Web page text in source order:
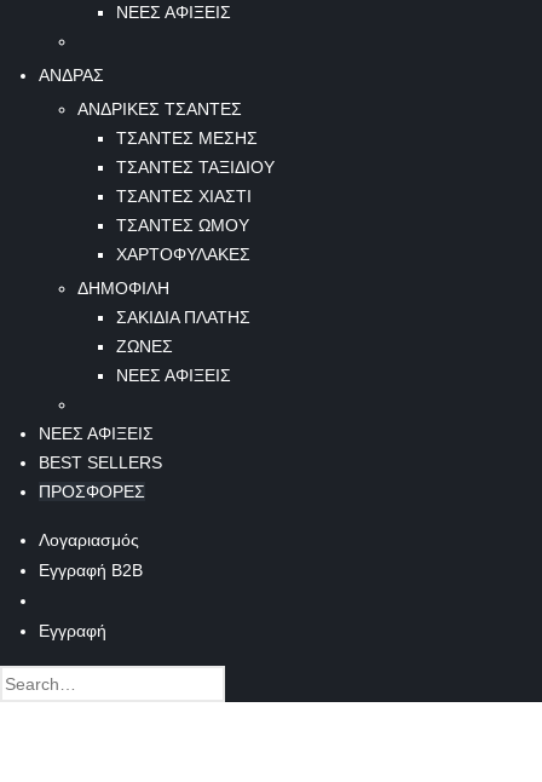
ΝΕΕΣ ΑΦΙΞΕΙΣ
ΑΝΔΡΑΣ
ΑΝΔΡΙΚΕΣ ΤΣΑΝΤΕΣ
ΤΣΑΝΤΕΣ ΜΕΣΗΣ
ΤΣΑΝΤΕΣ ΤΑΞΙΔΙΟΥ
ΤΣΑΝΤΕΣ ΧΙΑΣΤΙ
ΤΣΑΝΤΕΣ ΩΜΟΥ
ΧΑΡΤΟΦΥΛΑΚΕΣ
ΔΗΜΟΦΙΛΗ
ΣΑΚΙΔΙΑ ΠΛΑΤΗΣ
ΖΩΝΕΣ
ΝΕΕΣ ΑΦΙΞΕΙΣ
ΝΕΕΣ ΑΦΙΞΕΙΣ
BEST SELLERS
ΠΡΟΣΦΟΡΕΣ
Λογαριασμός
Εγγραφή B2B
Εγγραφή